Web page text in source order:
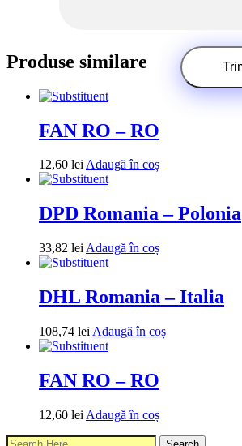
Produse similare
FAN RO – RO
12,60 leiAdaugă în coș
DPD Romania – Polonia
33,82 lei Adaugă în coș
DHL Romania – Italia
108,74 lei Adaugă în coș
FAN RO – RO
12,60 lei Adaugă în coș